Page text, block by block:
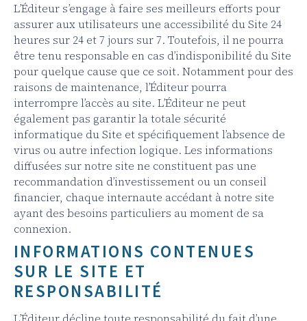
L’Éditeur s’engage à faire ses meilleurs efforts pour
assurer aux utilisateurs une accessibilité du Site 24
heures sur 24 et 7 jours sur 7. Toutefois, il ne pourra
être tenu responsable en cas d’indisponibilité du Site
pour quelque cause que ce soit. Notamment pour des
raisons de maintenance, l’Éditeur pourra
interrompre l’accès au site. L’Éditeur ne peut
également pas garantir la totale sécurité
informatique du Site et spécifiquement l’absence de
virus ou autre infection logique. Les informations
diffusées sur notre site ne constituent pas une
recommandation d’investissement ou un conseil
financier, chaque internaute accédant à notre site
ayant des besoins particuliers au moment de sa
connexion.
INFORMATIONS CONTENUES
SUR LE SITE ET
RESPONSABILITÉ